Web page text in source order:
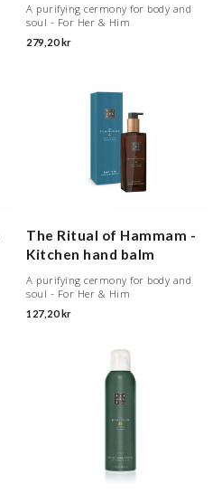
A purifying cermony for body and
soul - For Her & Him
279,20 kr
The Ritual of Hammam -
Kitchen hand balm
A purifying cermony for body and
soul - For Her & Him
127,20 kr